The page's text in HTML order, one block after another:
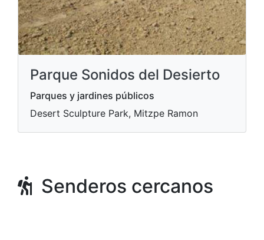
Parque Sonidos del Desierto
Parques y jardines públicos
Desert Sculpture Park, Mitzpe Ramon
Senderos cercanos